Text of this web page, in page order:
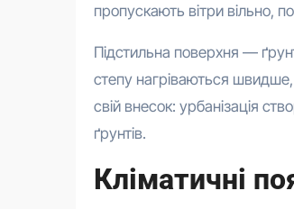
пропускають вітри вільно,
Підстильна поверхня —
степу нагріваються швидше,
свій внесок: урбанізація
ґрунтів.
Кліматичні